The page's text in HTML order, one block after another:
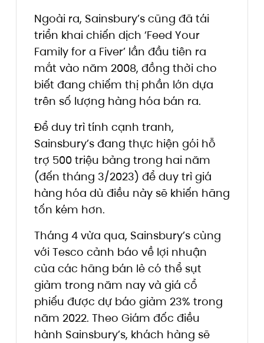
Ngoài ra, Sainsbury’s cũng đã tái
triển khai chiến dịch ‘Feed Your
Family for a Fiver’ lần đầu tiên ra
mắt vào năm 2008, đồng thời cho
biết đang chiếm thị phần lớn dựa
trên số lượng hàng hóa bán ra.
Để duy trì tính cạnh tranh,
Sainsbury’s đang thực hiện gói hỗ
trợ 500 triệu bảng trong hai năm
(đến tháng 3/2023) để duy trì giá
hàng hóa dù điều này sẽ khiến hãng
tốn kém hơn.
Tháng 4 vừa qua, Sainsbury’s cùng
với Tesco cảnh báo về lợi nhuận
của các hãng bán lẻ có thể sụt
giảm trong năm nay và giá cổ
phiếu được dự báo giảm 23% trong
năm 2022. Theo Giám đốc điều
hành Sainsbury’s, khách hàng sẽ